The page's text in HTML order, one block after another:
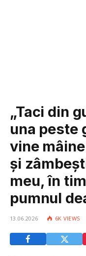
„Taci din
una peste
vine
și
meu, în
pumnul
13.06.2026 6K VIEWS